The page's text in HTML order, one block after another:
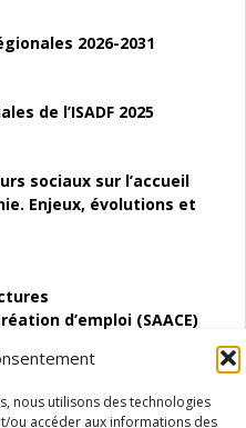
nous utilisons des technologies
ou accéder aux informations des
2026-2031
de l’ISADF 2025
sociaux sur l’accueil
Enjeux, évolutions et
d’emploi (SAACE)
la situation en